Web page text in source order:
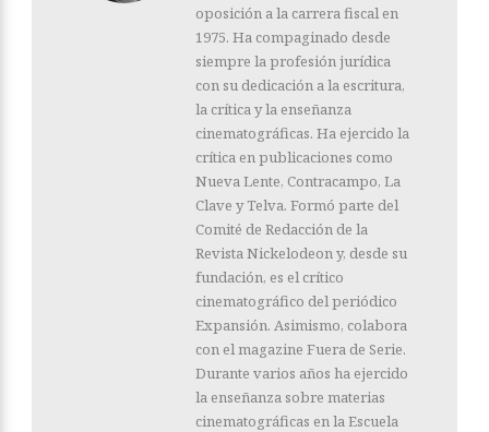
oposición a la carrera fiscal en
1975. Ha compaginado desde
siempre la profesión jurídica
con su dedicación a la escritura,
la crítica y la enseñanza
cinematográficas. Ha ejercido la
crítica en publicaciones como
Nueva Lente, Contracampo, La
Clave y Telva. Formó parte del
Comité de Redacción de la
Revista Nickelodeon y, desde su
fundación, es el crítico
cinematográfico del periódico
Expansión. Asimismo, colabora
con el magazine Fuera de Serie.
Durante varios años ha ejercido
la enseñanza sobre materias
cinematográficas en la Escuela